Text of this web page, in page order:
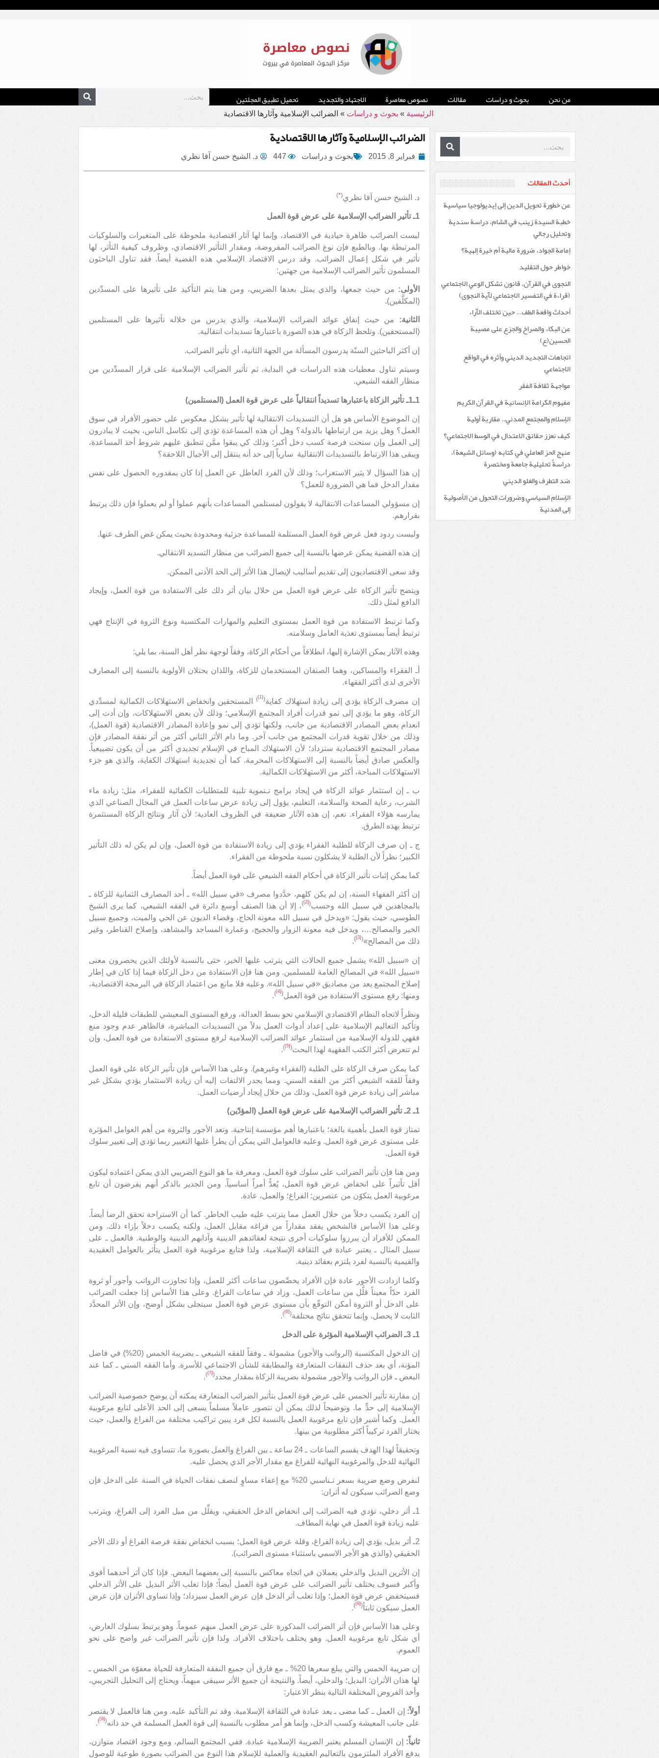
من نحن بحوث و دراسات مقالات نصوص معاصرة الاجتهاد والتجديد تحميل تطبيق المجلتين
الرئيسية » بحوث و دراسات » الضرائب الإسلامية وآثارها الاقتصادية
أحدث المقالات
عن خطورة تحويل الدين إلى إيديولوجيا سياسية
خطبة السيدة زينب في الشام، دراسة سندية
وتحليل رجالي
إمامة الجواد، ضرورة مالية أم خيرة إلهية؟
خواطر حول التقليد
النجوى في القرآن، قانون تشكل الوعي الاجتماعي
(قراءة في التفسير الاجتماعي لآية النجوى)
أحداث واقعة الطف… حين تختلف الآراء
عن البكاء والصراخ والجزع على مصيبة
الحسين(ع)
اتجاهات التجديد الديني وأثره في الواقع
الاجتماعي
مواجهة ثقافة الفقر
مفهوم الكرامة الإنسانية في القرآن الكريم
الإسلام والمجتمع المدني.. مقاربة أولية
كيف نعزز حقائق الاعتدال في الوسط الاجتماعي؟
منهج الحرّ العاملي في كتابه (وسائل الشيعة)،
دراسةٌ تحليلية جامعة ومختصرة
ضد التطرف والغلو الديني
الإسلام السياسي وضرورات التحول من الأصولية
إلى المدنية
الضرائب الإسلامية وآثارها الاقتصادية
فبراير 8, 2015 بحوث و دراسات 447 د. الشيخ حسن آقا نظري
د. الشيخ حسن آقا نظري(
*
)
1ـ تأثير الضرائب الإسلامية على عرض قوة العمل
ليست الضرائب ظاهرة حيادية في الاقتصاد، وإنما لها آثار اقتصادية ملحوظة على المتغيرات والسلوكيات
المرتبطة بها. وبالطبع فإن نوع الضرائب المفروضة، ومقدار التأثير الاقتصادي، وظروف كيفية التأثر، لها
تأثير في شكل إعمال الضرائب. وقد درس الاقتصاد الإسلامي هذه القضية أيضاً. فقد تناول الباحثون
المسلمون تأثير الضرائب الإسلامية من جهتين:
الأولى: من حيث جمعها، والذي يمثل بعدها الضريبي، ومن هنا يتم التأكيد على تأثيرها على المسدِّدين
(المكلَّفين).
الثانية: من حيث إنفاق عوائد الضرائب الإسلامية، والذي يدرس من خلاله تأثيرها على المستلمين
(المستحقين). وتلحظ الزكاة في هذه الصورة باعتبارها تسديدات انتقالية.
إن أكثر الباحثين السنّة يدرسون المسألة من الجهة الثانية، أي تأثير الضرائب.
وسيتم تناول معطيات هذه الدراسات في البداية، ثم تأثير الضرائب الإسلامية على قرار المسدِّدين من
منظار الفقه الشيعي.
1ـ1ـ تأثير الزكاة باعتبارها تسديداً انتقالياً على عرض قوة العمل (المستلمين)
إن الموضوع الأساس هو هل أن التسديدات الانتقالية لها تأثير بشكل معكوس على حضور الأفراد في سوق
العمل؟ وهل يزيد من ارتباطها بالدولة؟ وهل أن هذه المساعدة تؤدي إلى تكاسل الناس، بحيث لا يبادرون
إلى العمل وإن سنحت فرصة كسب دخل أكبر؛ وذلك كي يبقوا ممَّن تنطبق عليهم شروط أخذ المساعدة،
ويبقى هذا الارتباط بالتسديدات الانتقالية سارياً إلى حد أنه ينتقل إلى الأجيال اللاحقة؟
إن هذا السؤال لا يثير الاستغراب؛ وذلك لأن الفرد العاطل عن العمل إذا كان بمقدوره الحصول على نفس
مقدار الدخل فما هي الضرورة للعمل؟
إن مسؤولي المساعدات الانتقالية لا يقولون لمستلمي المساعدات بأنهم عملوا أو لم يعملوا فإن ذلك يرتبط
بقرارهم.
وليست ردود فعل عرض قوة العمل المستلمة للمساعدة جزئية ومحدودة بحيث يمكن غض الطرف عنها.
إن هذه القضية يمكن عرضها بالنسبة إلى جميع الضرائب من منظار التسديد الانتقالي.
وقد سعى الاقتصاديون إلى تقديم أساليب لإيصال هذا الأثر إلى الحد الأدنى الممكن.
ويتضح تأثير الزكاة على عرض قوة العمل من خلال بيان أثر ذلك على الاستفادة من قوة العمل، وإيجاد
الدافع لمثل ذلك.
وكما ترتبط الاستفادة من قوة العمل بمستوى التعليم والمهارات المكتسبة ونوع الثروة في الإنتاج فهي
ترتبط أيضاً بمستوى تغذية العامل وسلامته.
وهذه الآثار يمكن الإشارة إليها، انطلاقاً من أحكام الزكاة، وفقاً لوجهة نظر أهل السنة، بما يلي:
أـ الفقراء والمساكين، وهما الصنفان المستخدمان للزكاة، واللذان يحتلان الأولوية بالنسبة إلى المصارف
الأخرى لدى أكثر الفقهاء.
إن مصرف الزكاة يؤدي إلى زيادة استهلاك كفاية(
[1]
)
المستحقين وانخفاض الاستهلاكات الكمالية لمسدِّدي
الزكاة، وهو ما يؤدي إلى نمو قدرات أفراد المجتمع الإسلامي؛ وذلك لأن بعض الاستهلاكات، وإن أدت إلى
انعدام بعض المصادر الاقتصادية من جانب، ولكنها تؤدي إلى نمو وإعادة المصادر الاقتصادية (قوة العمل)،
وذلك من خلال تقوية قدرات المجتمع من جانب آخر. وما دام الأثر الثاني أكثر من أثر نفقة المصادر فإن
مصادر المجتمع الاقتصادية ستزداد؛ لأن الاستهلاك المباح في الإسلام تجديدي أكثر من أن يكون تضييعياً.
والعكس صادق أيضاً بالنسبة إلى الاستهلاكات المحرمة. كما أن تجديدية استهلاك الكفاية، والذي هو جزء
الاستهلاكات المباحة، أكثر من الاستهلاكات الكمالية.
ب ـ إن استثمار عوائد الزكاة في إيجاد برامج تـنموية تلبية للمتطلبات الكفائية للفقراء، مثل: زيادة ماء
الشرب، رعاية الصحة والسلامة، التعليم، يؤول إلى زيادة عرض ساعات العمل في المجال الصناعي الذي
يمارسه هؤلاء الفقراء. نعم، إن هذه الآثار ضعيفة في الظروف العادية؛ لأن آثار ونتائج الزكاة المستثمرة
ترتبط بهذه الطرق.
ج ـ إن صرف الزكاة للطلبة الفقراء يؤدي إلى زيادة الاستفادة من قوة العمل، وإن لم يكن له ذلك التأثير
الكبير؛ نظراً لأن الطلبة لا يشكلون نسبة ملحوظة من الفقراء.
كما يمكن إثبات تأثير الزكاة في أحكام الفقه الشيعي على قوة العمل أيضاً.
إن أكثر الفقهاء السنة، إن لم يكن كلهم، حدَّدوا مصرف «في سبيل الله» ـ أحد المصارف الثمانية للزكاة ـ
بالمجاهدين في سبيل الله وحسب(
[2]
)، إلا أن هذا الصنف أوسع دائرة في الفقه الشيعي، كما يرى الشيخ
الطوسي، حيث يقول: «ويدخل في سبيل الله معونة الحاج، وقضاء الديون عن الحي والميت، وجميع سبيل
الخير والمصالح…، ويدخل فيه معونة الزوار والحجيج، وعمارة المساجد والمشاهد، وإصلاح القناطر، وغير
ذلك من المصالح»(
[3]
)
.
إن «سبيل الله» يشمل جميع الحالات التي يترتب عليها الخير، حتى بالنسبة لأولئك الذين يحصرون معنى
«سبيل الله» في المصالح العامة للمسلمين. ومن هنا فإن الاستفادة من دخل الزكاة فيما إذا كان في إطار
إصلاح المجتمع يعد من مصاديق «في سبيل الله». وعليه فلا مانع من اعتماد الزكاة في البرمجة الاقتصادية،
ومنها: رفع مستوى الاستفادة من قوة العمل(
[4]
)
.
ونظراً لاتجاه النظام الاقتصادي الإسلامي نحو بسط العدالة، ورفع المستوى المعيشي للطبقات قليلة الدخل،
وتأكيد التعاليم الإسلامية على إعداد أدوات العمل بدلاً من التسديدات المباشرة، فالظاهر عدم وجود منع
فقهي للدولة الإسلامية من استثمار عوائد الضرائب الإسلامية لرفع مستوى الاستفادة من قوة العمل، وإن
لم تتعرض أكثر الكتب الفقهية لهذا البحث(
[5]
)
.
كما يمكن صرف الزكاة على الطلبة (الفقراء وغيرهم). وعلى هذا الأساس فإن تأثير الزكاة على قوة العمل
وفقاً للفقه الشيعي أكثر من الفقه السني. ومما يجدر الالتفات إليه أن زيادة الاستثمار يؤدي بشكل غير
مباشر إلى زيادة عرض قوة العمل، وذلك من خلال إيجاد أرضيات العمل.
1ـ 2ـ تأثير الضرائب الإسلامية على عرض قوة العمل (المؤدّين)
تمتاز قوة العمل بأهمية بالغة؛ باعتبارها أهم مؤسسة إنتاجية. وتعد الأجور والثروة من أهم العوامل المؤثرة
على مستوى عرض قوة العمل. وعليه فالعوامل التي يمكن أن يطرأ عليها التغيير ربما تؤدي إلى تغيير سلوك
قوة العمل.
ومن هنا فإن تأثير الضرائب على سلوك قوة العمل، ومعرفة ما هو النوع الضريبي الذي يمكن اعتماده ليكون
أقل تأثيراً على انخفاض عرض قوة العمل، يُعدُّ أمراً أساسياً. ومن الجدير بالذكر أنهم يفرضون أن تابع
مرغوبية العمل يتكوّن من عنصرين: الفراغ؛ والعمل، عادة.
إن الفرد يكسب دخلاً من خلال العمل مما يترتب عليه طيب الخاطر. كما أن الاستراحة تحقق الرضا أيضاً.
وعلى هذا الأساس فالشخص يفقد مقداراً من فراغه مقابل العمل، ولكنه يكسب دخلاً بإزاء ذلك. ومن
الممكن للأفراد أن يبرزوا سلوكيات أخرى نتيجة لعقائدهم الدينية وآدابهم الدينية والوطنية. فالعمل ـ على
سبيل المثال ـ يعتبر عبادة في الثقافة الإسلامية، ولذا فتابع مرغوبية قوة العمل يتأثر بالعوامل العقيدية
والقيمية بالنسبة لفرد يلتزم بعقائد دينية.
وكلما ازدادت الأجور عادة فإن الأفراد يخصِّصون ساعات أكثر للعمل، وإذا تجاوزت الرواتب وأجور أو ثروة
الفرد حدّاً معيناً قلَّل من ساعات العمل، وزاد في ساعات الفراغ. وعلى هذا الأساس إذا جعلت الضرائب
على الدخل أو الثروة أمكن التوقّع بأن مستوى عرض قوة العمل سيتجلى بشكل أوضح، وإن الأثر المحدَّد
الثابت لا يحصل، وإنما تتحقق نتائج مختلفة(
[6]
)
.
1ـ 3ـ الضرائب الإسلامية المؤثرة على الدخل
إن الدخول المكتسبة (الرواتب والأجور) مشمولة ـ وفقاً للفقه الشيعي ـ بضريبة الخمس (20%) في فاضل
المؤنة، أي بعد حذف النفقات المتعارفة والمطابقة للشأن الاجتماعي للأسرة. وأما الفقه السني ـ كما عند
البعض ـ فإن الرواتب والأجور مشمولة بضريبة الزكاة بمقدار محدد(
[7]
)
.
إن مقارنة تأثير الخمس على عرض قوة العمل بتأثير الضرائب المتعارفة يمكنه أن يوضح خصوصية الضرائب
الإٍسلامية إلى حدٍّ ما. وتوضيحاً لذلك يمكن أن نتصور عاملاً مسلماً يسعى إلى الحد الأعلى لتابع مرغوبية
العمل. وكما أشير فإن تابع مرغوبية العمل بالنسبة لكل فرد يبين تراكيب مختلفة من الفراغ والعمل، حيث
يختار الفرد تركيباً أكثر مطلوبية من بينها.
وتحقيقاً لهذا الهدف يقسم الساعات ـ 24 ساعة ـ بين الفراغ والعمل بصورة ما، تتساوى فيه نسبة المرغوبية
النهائية للدخل والمرغوبية النهائية للفراغ مع مقدار الأجر الذي يحصل عليه.
لنفرض وضع ضريبة بسعر تـناسبي 20% مع إعفاء مساوٍ لنصف نفقات الحياة في السنة على الدخل فإن
وضع الضرائب سيكون له أثران:
1ـ أثر دخلي، تؤدي فيه الضرائب إلى انخفاض الدخل الحقيقي، ويقلِّل من ميل الفرد إلى الفراغ، ويترتب
عليه زيادة قوة العمل في نهاية المطاف.
2ـ أثر بديل، يؤدي إلى زيادة الفراغ، وقلة عرض قوة العمل؛ بسبب انخفاض نفقة فرصة الفراغ أو ذلك الأجر
الحقيقي (والذي هو الأجر الاسمي باستثناء مستوى الضرائب).
إن الأثرين البديل والدخلي يعملان في اتجاه معاكس بالنسبة إلى بعضهما البعض. فإذا كان أثر أحدهما أقوى
وأكبر فسوف يختلف تأثير الضرائب على عرض قوة العمل أيضاً؛ فإذا تغلب الأثر البديل على الأثر الدخلي
فسينخفض عرض قوة العمل؛ وإذا تغلب أثر الدخل فإن عرض العمل سيزداد؛ وإذا تساوى الأثران فإن عرض
العمل سيكون ثابتاً(
[8]
)
.
وعلى هذا الأساس فإن أثر الضرائب المذكورة على عرض العمل مبهم عموماً. وهو يرتبط بسلوك العارض،
أي شكل تابع مرغوبية العمل. وهو يختلف باختلاف الأفراد. ولذا فإن تأثير الضرائب غير واضح على نحو
العموم.
إن ضريبة الخمس والتي يبلغ سعرها 20% ـ مع فارق أن جميع النفقة المتعارفة للحياة معفوّة من الخمس ـ
لها هذان الأثران: البديل؛ والدخلي، أيضاً. والنتيجة أن جميع الأثر سيبقى مبهماً، ويحتاج إلى التحليل التجريبي،
وأخذ الفروض المختلفة التالية بنظر الاعتبار:
أولاً: إن العمل ـ كما مضى ـ يعد عبادة في الثقافة الإسلامية. وقد تم التأكيد عليه. ومن هنا فالعمل لا يقتصر
على جانب المعيشة وكسب الدخل، وإنما هو أمر مطلوب بالنسبة إلى قوة العمل المسلمة في حد ذاته(
[9]
)
.
ثانياً: إن الإنسان المسلم يعتبر الضريبة الإسلامية عبادة. ففي المجتمع السالم، ومع وجود اقتصاد متوازن،
يدفع الأفراد الملتزمون بالتعاليم العقيدية والعملية للإسلام هذا النوع من الضرائب بصورة طوعية للوصول